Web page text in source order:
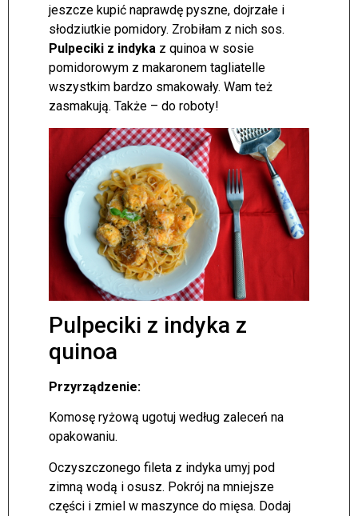
jeszcze kupić naprawdę pyszne, dojrzałe i
słodziutkie pomidory. Zrobiłam z nich sos.
Pulpeciki z indyka z quinoa w sosie
pomidorowym z makaronem tagliatelle
wszystkim bardzo smakowały. Wam też
zasmakują. Także – do roboty!
Pulpeciki z indyka z
quinoa
Przyrządzenie:
Komosę ryżową ugotuj według zaleceń na
opakowaniu.
Oczyszczonego fileta z indyka umyj pod
zimną wodą i osusz. Pokrój na mniejsze
części i zmiel w maszynce do mięsa. Dodaj